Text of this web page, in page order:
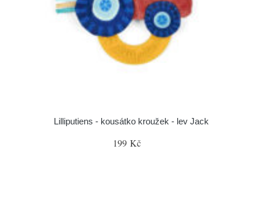
Lilliputiens - kousátko kroužek - lev Jack
199 Kč